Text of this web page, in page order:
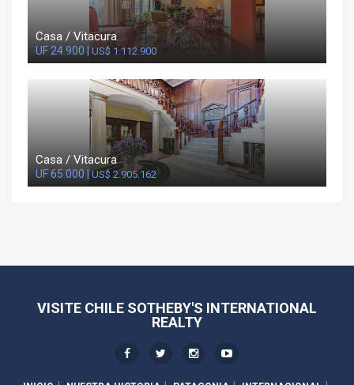
Casa / Vitacura
UF 24.900 | US$ 1.112.900
Casa / Vitacura
UF 65.000 |US$ 2.905.162
VISITE CHILE SOTHEBY'S INTERNATIONAL
REALTY